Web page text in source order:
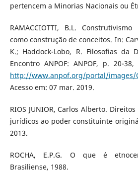
pertencem a Minorias Nacionais ou
RAMACCIOTTI, B.L.
como construção de conceitos. In:
K.; Haddock-Lobo, R. Filosofias da
Encontro ANPOF: ANPOF, p. 20-
http://www.anpof.org/portal/images/
Acesso em: 07 mar. 2019.
RIOS JUNIOR, Carlos Alberto.
jurídicos ao poder constituinte
2013.
ROCHA, E.P.G. O que é
Brasiliense, 1988.